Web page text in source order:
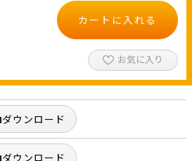
カートに入れる
お気に入り
ダウンロード
ダウンロード